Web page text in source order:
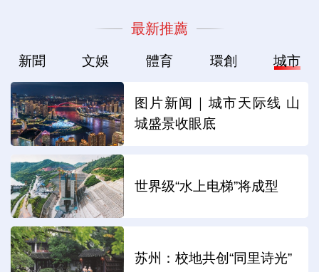
最新推薦
新聞 文娛 體育 環創 城市
图片新闻｜城市天际线 山
城盛景收眼底
世界级“水上电梯”将成型
苏州：校地共创“同里诗光”